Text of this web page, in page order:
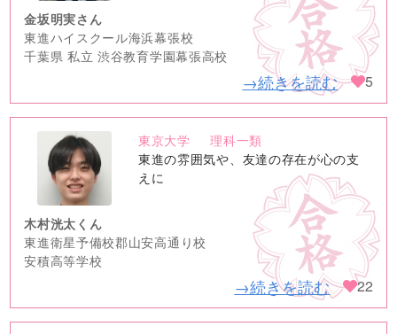
金坂明実さん
東進ハイスクール海浜幕張校
千葉県 私立 渋谷教育学園幕張高校
→続きを読む 5
no
image
東京大学
理科一類
東進の雰囲気や、友達の存在が心の支
えに
木村洸太くん
東進衛星予備校郡山安高通り校
安積高等学校
→続きを読む 22